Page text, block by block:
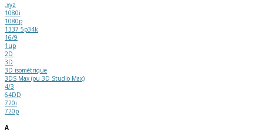
.xyz
1080i
1080p
1337 5p34k
16/9
1up
2D
3D
3D isométrique
3DS Max (ou 3D Studio Max)
4/3
64DD
720i
720p
A